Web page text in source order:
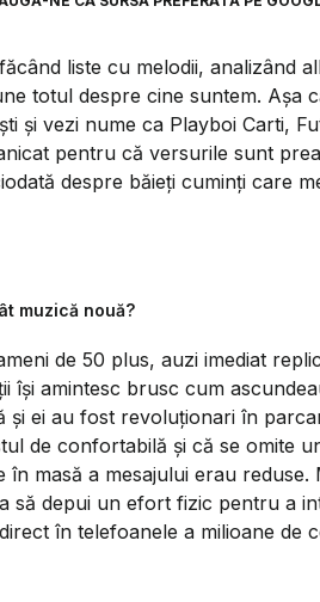
liste cu melodii, analizând
totul despre cine suntem. Așa
și vezi nume ca Playboi Carti,
pentru că versurile sunt
despre băieți cuminți care
muzică nouă?
de 50 plus, auzi imediat
își amintesc brusc cum
ei au fost revoluționari în
de confortabilă și că se omite
masă a mesajului erau
să depui un efort fizic pentru a
în telefoanele a milioane de